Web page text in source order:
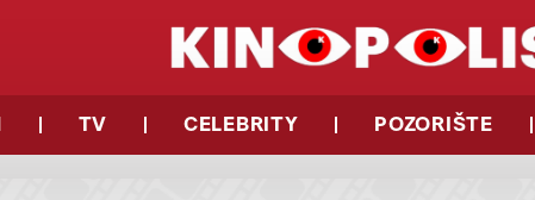
TV CELEBRITY POZORIŠTE